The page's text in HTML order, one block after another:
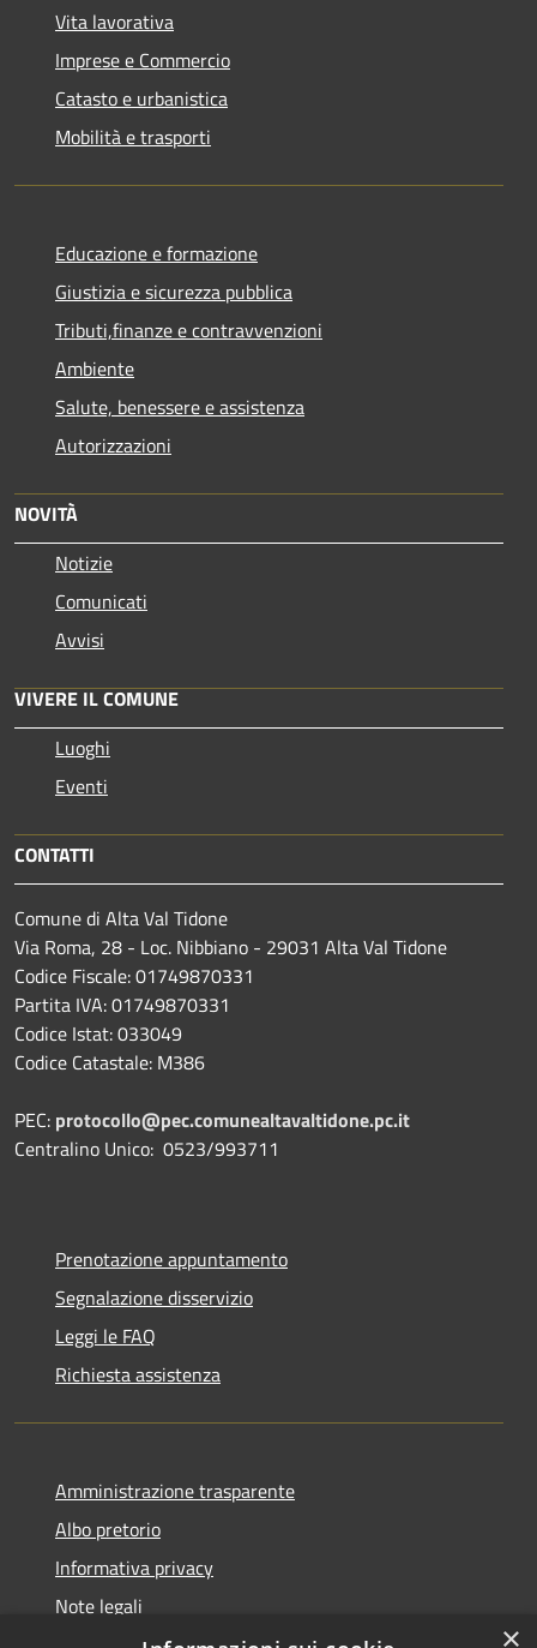
Vita lavorativa
Imprese e Commercio
Catasto e urbanistica
Mobilità e trasporti
Educazione e formazione
Giustizia e sicurezza pubblica
Tributi,finanze e contravvenzioni
Ambiente
Salute, benessere e assistenza
Autorizzazioni
NOVITÀ
Notizie
Comunicati
Avvisi
VIVERE IL COMUNE
Luoghi
Eventi
CONTATTI
Comune di Alta Val Tidone
Via Roma, 28 - Loc. Nibbiano - 29031 Alta Val Tidone
Codice Fiscale: 01749870331
Partita IVA: 01749870331
Codice Istat: 033049
Codice Catastale: M386
PEC: protocollo@pec.comunealtavaltidone.pc.it
Centralino Unico: 0523/993711
Prenotazione appuntamento
Segnalazione disservizio
Leggi le FAQ
Richiesta assistenza
Amministrazione trasparente
Albo pretorio
Informativa privacy
Note legali
×